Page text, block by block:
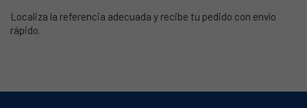
Localiza la referencia adecuada y recibe tu pedido con envío
rápido.